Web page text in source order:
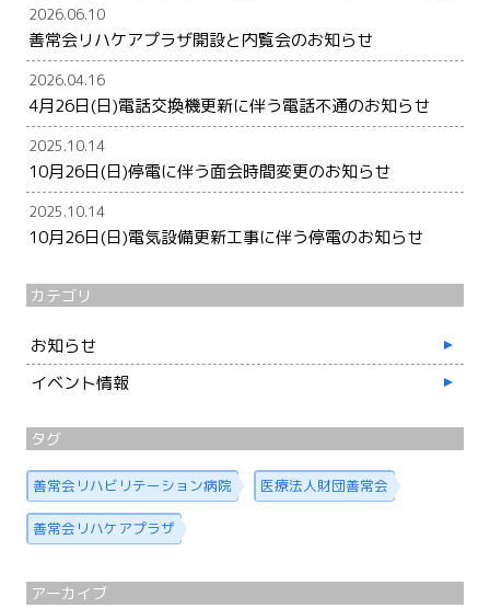
2026.06.10
善常会リハケアプラザ開設と内覧会のお知らせ
2026.04.16
4月26日(日)電話交換機更新に伴う電話不通のお知らせ
2025.10.14
10月26日(日)停電に伴う面会時間変更のお知らせ
2025.10.14
10月26日(日)電気設備更新工事に伴う停電のお知らせ
カテゴリ
お知らせ
イベント情報
タグ
善常会リハビリテーション病院 医療法人財団善常会
善常会リハケアプラザ
アーカイブ